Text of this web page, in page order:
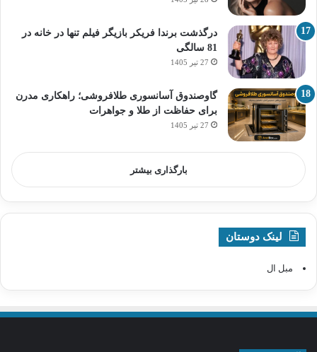
درگذشت برندا فریکر بازیگر فیلم تنها در خانه در
81 سالگی
27 تیر 1405
گاوصندوق آسانسوری طلافروشی؛ راهکاری مدرن
برای حفاظت از طلا و جواهرات
27 تیر 1405
بارگذاری بیشتر
لینک دوستان
مبل ال